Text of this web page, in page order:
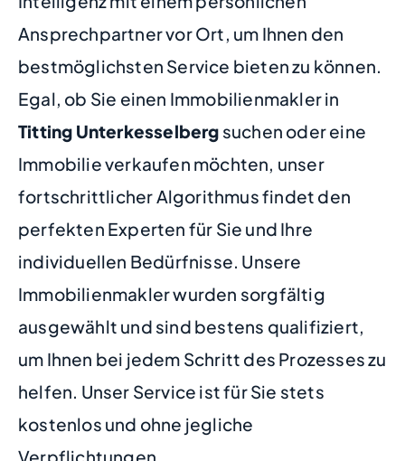
Ansprechpartner vor Ort, um Ihnen den
bestmöglichsten Service bieten zu können.
Egal, ob Sie einen Immobilienmakler in
Titting Unterkesselberg suchen oder eine
Immobilie verkaufen möchten, unser
fortschrittlicher Algorithmus findet den
perfekten Experten für Sie und Ihre
individuellen Bedürfnisse. Unsere
Immobilienmakler wurden sorgfältig
ausgewählt und sind bestens qualifiziert,
um Ihnen bei jedem Schritt des Prozesses zu
helfen. Unser Service ist für Sie stets
kostenlos und ohne jegliche
Verpflichtungen.